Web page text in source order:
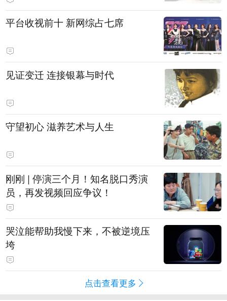
平台收视前十 新网综占七席
见证变迁 连接银幕与时代
守望初心 滋养艺术与人生
刚刚 | 停演三个月！知名脱口秀演
员，再发视频回应争议！
哭泣能帮助我慢下来，不被逆境压
垮
点击查看更多